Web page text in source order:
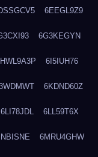
6EEGL9Z9
6G3KEGYN
6I5IUH76
6KDND60Z
6LI78JDL 6LL59T6X
6MRU4GHW